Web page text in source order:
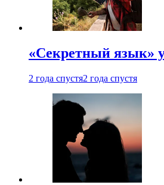
«Секретный язык»
2 года спустя2 года спустя